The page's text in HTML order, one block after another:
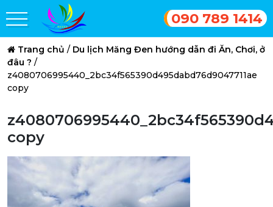
090 789 1414
Trang chủ / Du lịch Măng Đen hướng dẫn đi Ăn, Chơi, ở
đâu ? /
z4080706995440_2bc34f565390d495dabd76d9047711ae
copy
copy